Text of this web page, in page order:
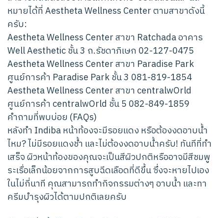
หมายได้ที่ Aestheta Wellness Center ตามสาขาดังนี้
ครับ:
Aestheta Wellness Center สาขา Ratchada อาคาร
Well Aesthetic ชั้น 3 ถ.รัชดาภิเษก 02-127-0475
Aestheta Wellness Center สาขา Paradise Park
ศูนย์การค้า Paradise Park ชั้น 3 081-819-1854
Aestheta Wellness Center สาขา centralwOrld
ศูนย์การค้า centralwOrld ชั้น 5 082-849-1859
คำถามที่พบบ่อย (FAQs)
หลังทำ Indiba หน้าท้องจะมีรอยแดง หรือต้องงดอาบน้ำ
ไหม? ไม่มีรอยแดงช้ำ และไม่ต้องงดอาบน้ำครับ! ทันทีที่ทำ
เสร็จ ผิวหน้าท้องของคุณจะเป็นสีผิวปกติหรืออาจมีสีชมพู
ระเรื่อเล็กน้อยจากการสูบฉีดเลือดที่ดีขึ้น ซึ่งจะหายไปเอง
ในไม่กี่นาที คุณสามารถทำกิจกรรมต่างๆ อาบน้ำ และทา
ครีมบำรุงผิวได้ตามปกติเลยครับ